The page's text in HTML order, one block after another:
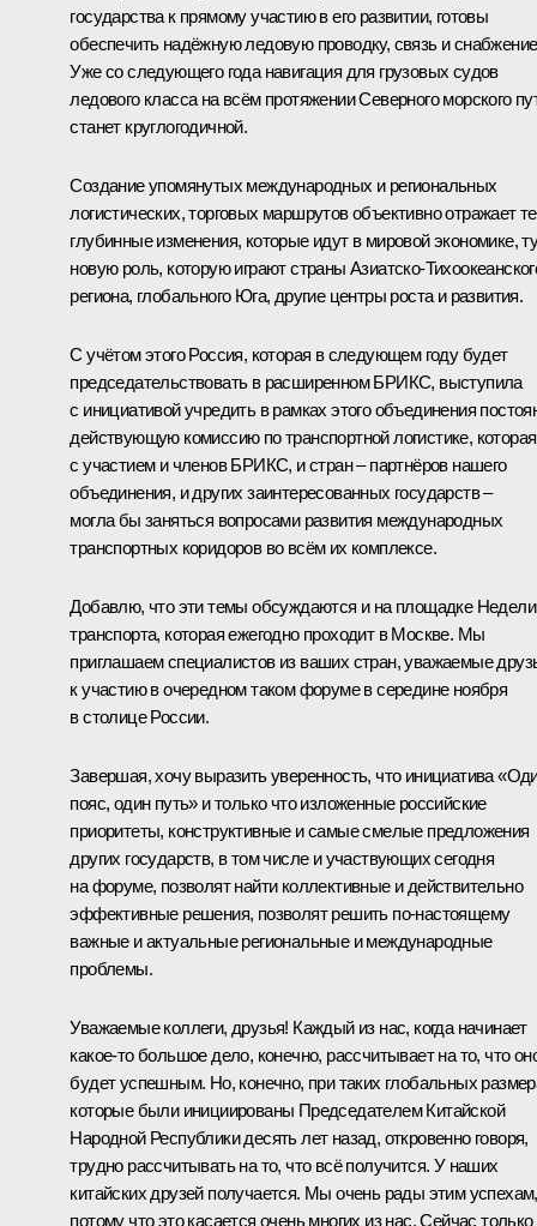
государства к прямому участию в его развитии, готовы
обеспечить надёжную ледовую проводку, связь и
Уже со следующего года навигация для грузовых судов
ледового класса на всём протяжении Северного морского
станет круглогодичной.
Создание упомянутых международных и региональных
логистических, торговых маршрутов объективно отражает те
глубинные изменения, которые идут в мировой экономике,
новую роль, которую играют страны Азиатско-
региона, глобального Юга, другие центры роста и развития.
С учётом этого Россия, которая в следующем году будет
председательствовать в расширенном БРИКС, выступила
с инициативой учредить в рамках этого объединения
действующую комиссию по транспортной логистике,
с участием и членов БРИКС, и стран – партнёров нашего
объединения, и других заинтересованных государств –
могла бы заняться вопросами развития международных
транспортных коридоров во всём их комплексе.
Добавлю, что эти темы обсуждаются и на площадке Недели
транспорта, которая ежегодно проходит в Москве. Мы
приглашаем специалистов из ваших стран, уважаемые
к участию в очередном таком форуме в середине ноября
в столице России.
Завершая, хочу выразить уверенность, что инициатива
пояс, один путь» и только что изложенные российские
приоритеты, конструктивные и самые смелые предложения
других государств, в том числе и участвующих сегодня
на форуме, позволят найти коллективные и действительно
эффективные решения, позволят решить по-настоящему
важные и актуальные региональные и международные
проблемы.
Уважаемые коллеги, друзья! Каждый из нас, когда начинает
какое-то большое дело, конечно, рассчитывает на то, что
будет успешным. Но, конечно, при таких глобальных
которые были инициированы Председателем Китайской
Народной Республики десять лет назад, откровенно говоря,
трудно рассчитывать на то, что всё получится. У наших
китайских друзей получается. Мы очень рады этим успехам,
потому что это касается очень многих из нас. Сейчас только